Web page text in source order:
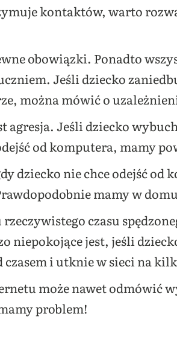
kontaktów, warto
obowiązki. Ponadto
Jeśli dziecko
można mówić o
Jeśli dziecko
od komputera, mamy
dziecko nie chce odejść od
mamy w
czasu
niepokojące jest, jeśli
i utknie w sieci na
może nawet odmówić
problem!